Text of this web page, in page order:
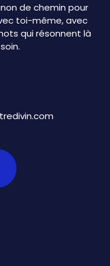
de chemin pour
toi-même, avec
qui résonnent là